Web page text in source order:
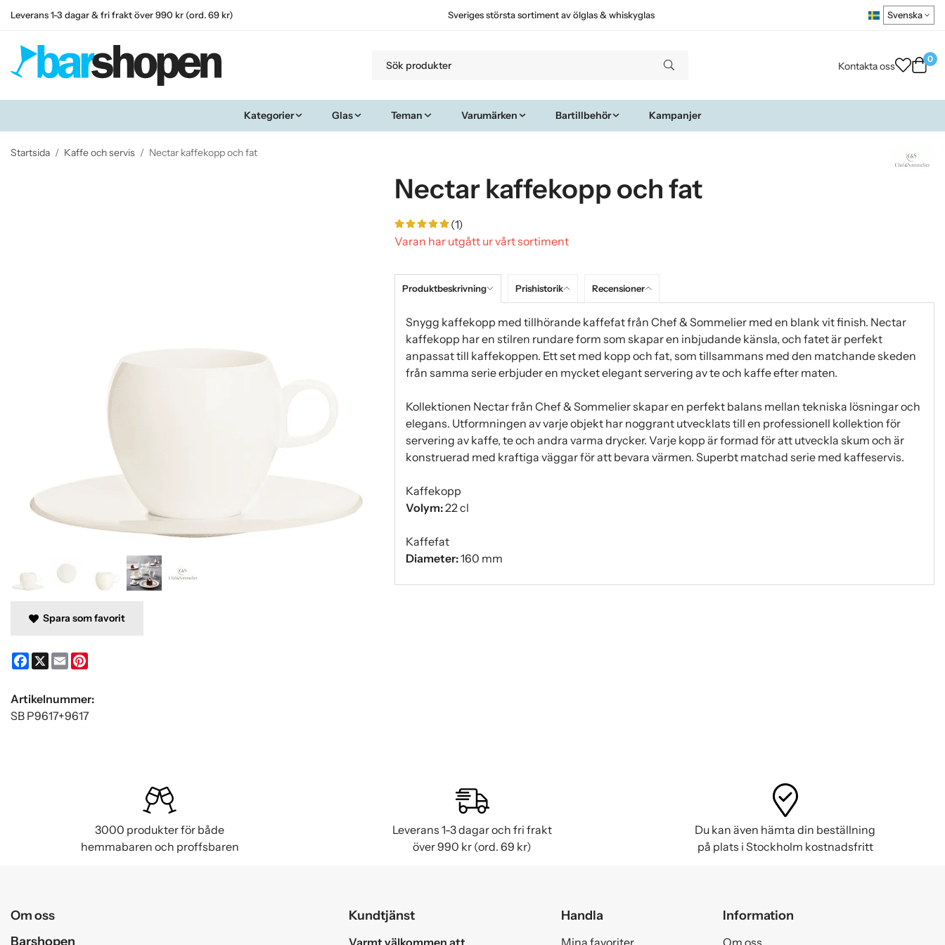
Leverans 1-3 dagar & fri frakt över 990 kr (ord. 69 kr) Sveriges största sortiment av ölglas & whiskyglas
Kontakta oss
0
Kategorier Glas Teman Varumärken Bartillbehör Kampanjer
Startsida / Kaffe och servis / Nectar kaffekopp och fat
Nectar kaffekopp och fat
(1)
Varan har utgått ur vårt sortiment
Produktbeskrivning Prishistorik Recensioner
Snygg kaffekopp med tillhörande kaffefat från Chef & Sommelier med en blank vit finish. Nectar
kaffekopp har en stilren rundare form som skapar en inbjudande känsla, och fatet är perfekt
anpassat till kaffekoppen. Ett set med kopp och fat, som tillsammans med den matchande skeden
från samma serie erbjuder en mycket elegant servering av te och kaffe efter maten.
Kollektionen Nectar från Chef & Sommelier skapar en perfekt balans mellan tekniska lösningar och
elegans. Utformningen av varje objekt har noggrant utvecklats till en professionell kollektion för
servering av kaffe, te och andra varma drycker. Varje kopp är formad för att utveckla skum och är
konstruerad med kraftiga väggar för att bevara värmen. Superbt matchad serie med kaffeservis.
Kaffekopp
Volym:22 cl
Kaffefat
Diameter:160 mm
Spara som favorit
Facebook
X Email
Artikelnummer:
SB P9617+9617
3000 produkter för både
hemmabaren och proffsbaren
Leverans 1-3 dagar och fri frakt
över 990 kr (ord. 69 kr)
Du kan även hämta din beställning
på plats i Stockholm kostnadsfritt
Om oss
Barshopen
Kundtjänst Handla Information